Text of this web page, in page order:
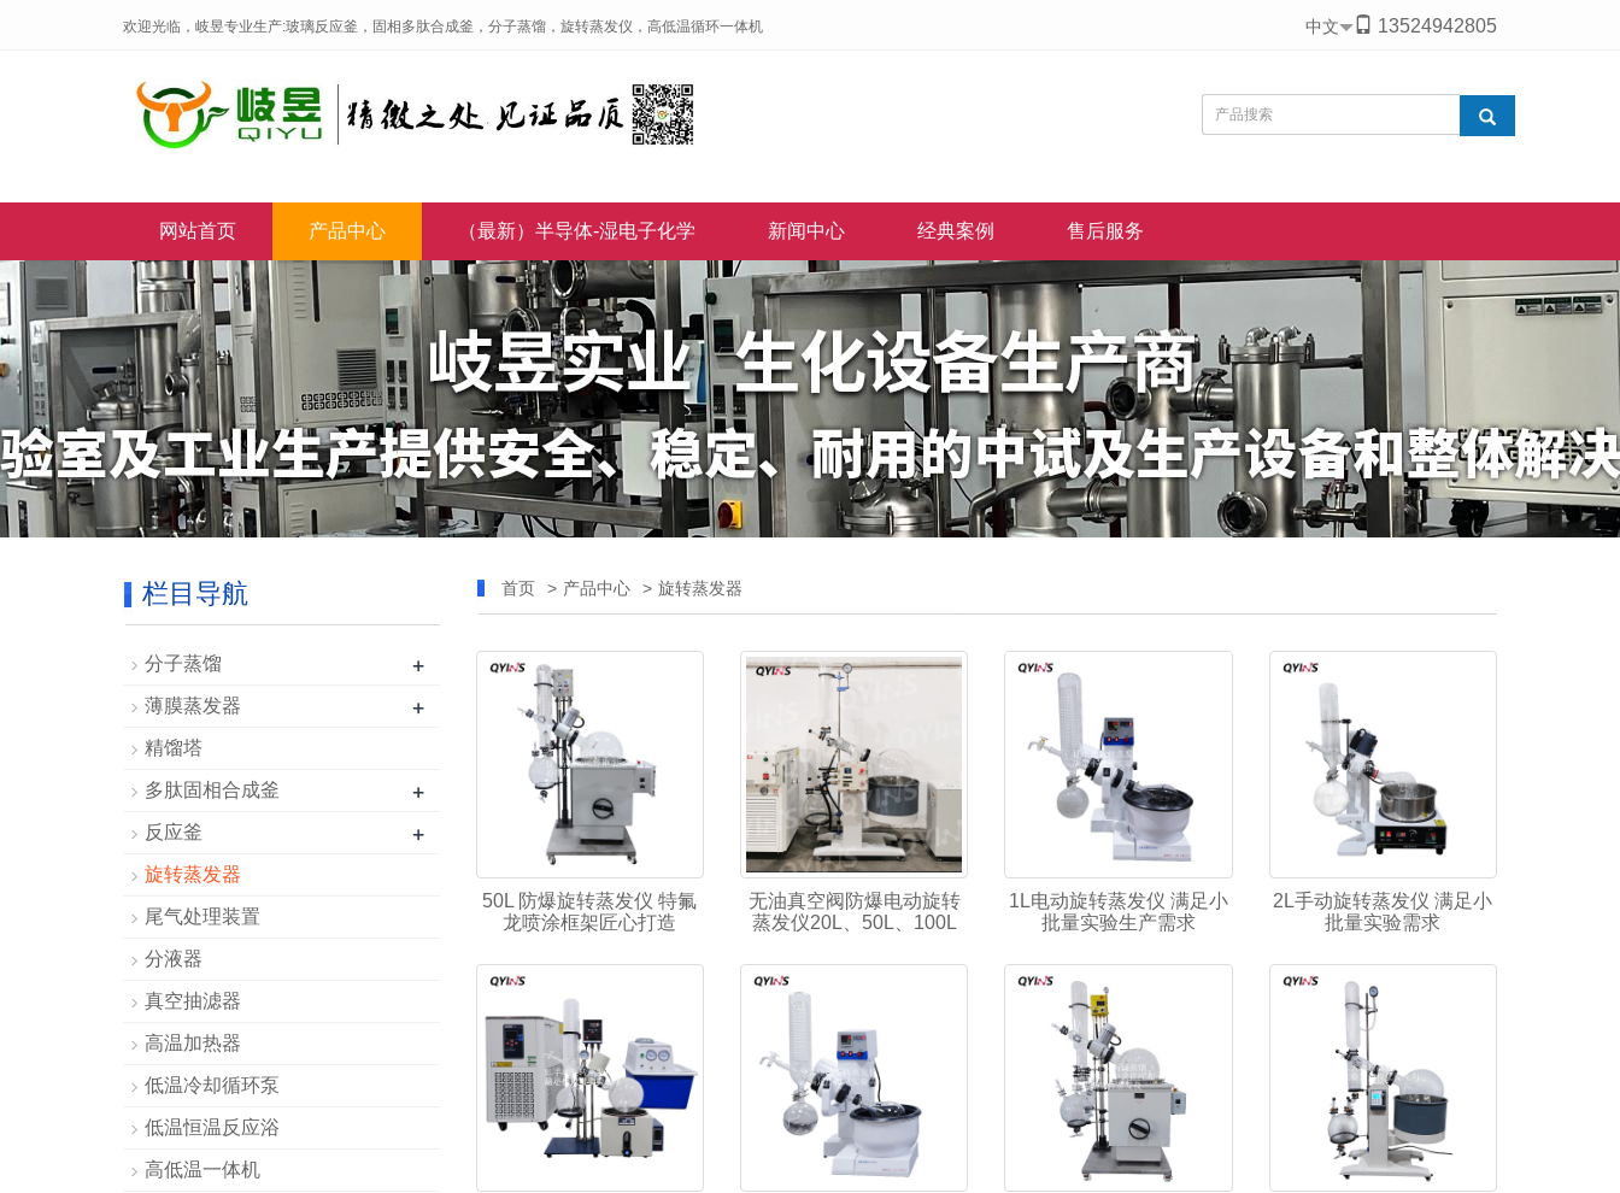
欢迎光临，岐昱专业生产:玻璃反应釜，固相多肽合成釜，分子蒸馏，旋转蒸发仪，高低温循环一体机 中文 13524942805
网站首页 产品中心 （最新）半导体-湿电子化学 新闻中心 经典案例 售后服务
首页 > 产品中心 > 旋转蒸发器
50L 防爆旋转蒸发仪 特氟
龙喷涂框架匠心打造
无油真空阀防爆电动旋转
蒸发仪20L、50L、100L
1L电动旋转蒸发仪 满足小
批量实验生产需求
2L手动旋转蒸发仪 满足小
批量实验需求
栏目导航
分子蒸馏 +
薄膜蒸发器 +
精馏塔
多肽固相合成釜 +
反应釜 +
旋转蒸发器
尾气处理装置
分液器
真空抽滤器
高温加热器
低温冷却循环泵
低温恒温反应浴
高低温一体机